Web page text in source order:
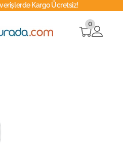
Kargo Ücretsiz!
0